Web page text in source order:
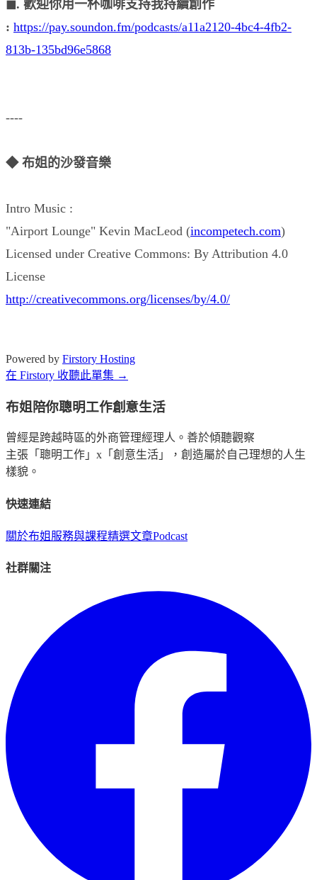
◼︎. 歡迎你用一杯咖啡支持我持續創作
: https://pay.soundon.fm/podcasts/a11a2120-4bc4-4fb2-
813b-135bd96e5868
----
◆ 布姐的沙發音樂
Intro Music :
"Airport Lounge" Kevin MacLeod (incompetech.com)
Licensed under Creative Commons: By Attribution 4.0
License
http://creativecommons.org/licenses/by/4.0/
Powered by Firstory Hosting
在 Firstory 收聽此單集 →
布姐陪你聰明工作創意生活
曾經是跨越時區的外商管理經理人。善於傾聽觀察
主張「聰明工作」x「創意生活」，創造屬於自己理想的人生
樣貌。
快速連結
關於布姐 服務與課程精選文章Podcast
社群關注